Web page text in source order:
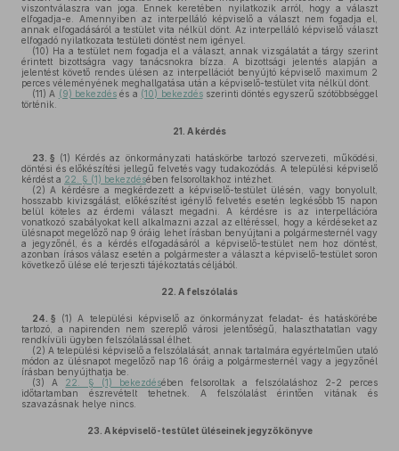
viszontválaszra van joga. Ennek keretében nyilatkozik arról, hogy a választ
elfogadja-e. Amennyiben az interpelláló képviselő a választ nem fogadja el,
annak elfogadásáról a testület vita nélkül dönt. Az interpelláló képviselő választ
elfogadó nyilatkozata testületi döntést nem igényel.
(10) Ha a testület nem fogadja el a választ, annak vizsgálatát a tárgy szerint
érintett bizottságra vagy tanácsnokra bízza. A bizottsági jelentés alapján a
jelentést követő rendes ülésen az interpellációt benyújtó képviselő maximum 2
perces véleményének meghallgatása után a képviselő-testület vita nélkül dönt.
(11) A (9) bekezdés és a (10) bekezdésszerinti döntés egyszerű szótöbbséggel
történik.
21. A kérdés
23. § (1) Kérdés az önkormányzati hatáskörbe tartozó szervezeti, működési,
döntési és előkészítési jellegű felvetés vagy tudakozódás. A települési képviselő
kérdést a 22. § (1) bekezdésében felsoroltakhoz intézhet.
(2) A kérdésre a megkérdezett a képviselő-testület ülésén, vagy bonyolult,
hosszabb kivizsgálást, előkészítést igénylő felvetés esetén legkésőbb 15 napon
belül köteles az érdemi választ megadni. A kérdésre is az interpellációra
vonatkozó szabályokat kell alkalmazni azzal az eltéréssel, hogy a kérdéseket az
ülésnapot megelőző nap 9 óráig lehet írásban benyújtani a polgármesternél vagy
a jegyzőnél, és a kérdés elfogadásáról a képviselő-testület nem hoz döntést,
azonban írásos válasz esetén a polgármester a választ a képviselő-testület soron
következő ülése elé terjeszti tájékoztatás céljából.
22. A felszólalás
24. § (1) A települési képviselő az önkormányzat feladat- és hatáskörébe
tartozó, a napirenden nem szereplő városi jelentőségű, halaszthatatlan vagy
rendkívüli ügyben felszólalással élhet.
(2) A települési képviselő a felszólalását, annak tartalmára egyértelműen utaló
módon az ülésnapot megelőző nap 16 óráig a polgármesternél vagy a jegyzőnél
írásban benyújthatja be.
(3) A 22. § (1) bekezdésében felsoroltak a felszólaláshoz 2-2 perces
időtartamban észrevételt tehetnek. A felszólalást érintően vitának és
szavazásnak helye nincs.
23. A képviselő-testület üléseinek jegyzőkönyve